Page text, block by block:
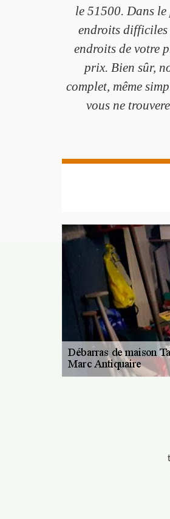
le 51500. Dans le
endroits difficiles
endroits de votre
prix. Bien sûr,
complet, même
vous ne